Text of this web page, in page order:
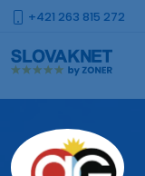
+421 263 815 272